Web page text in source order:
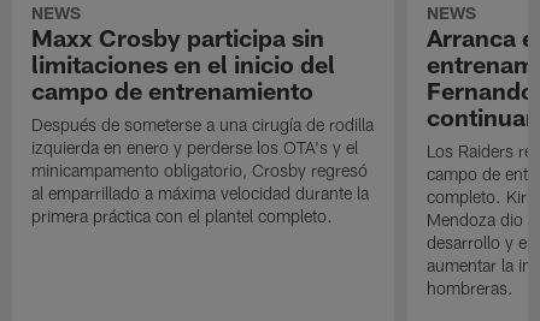
NEWS
Maxx Crosby participa sin
limitaciones en el inicio del
campo de entrenamiento
Después de someterse a una cirugía de rodilla
izquierda en enero y perderse los OTA's y el
minicampamento obligatorio, Crosby regresó
al emparrillado a máxima velocidad durante la
primera práctica con el plantel completo.
NEWS
Arranca
Los Raiders
campo de
completo. Kirk
Mendoza dio
desarrollo y el
aumentar la
hombreras.